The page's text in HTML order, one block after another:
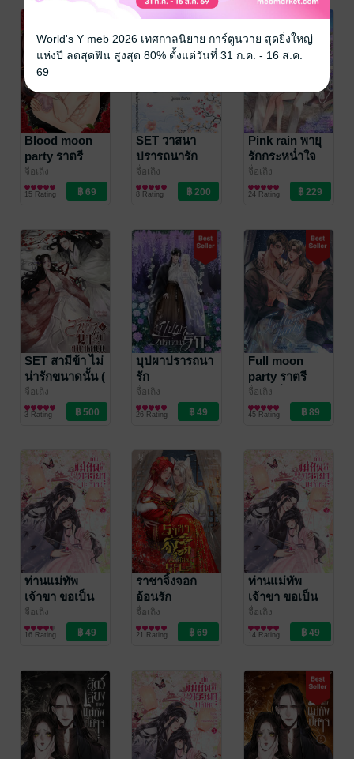
Blood moon
party ราตรี
กระหายรัก
จื่อเถิง
นิยายโรมานซ์
15 Rating
SET วาสนา
ปรารถนารัก
(เทพธิดาบุปผา
กับพญาอสรพิษ/
ราชาจิ้งจอก
เกี้ยวรัก คุณชาย
เย็นชา/บุปผา
ปรารถนารัก)
จื่อเถิง
นิยายรักจีนโบราณ
8 Rating
Pink rain พายุ
รักกระหน่ำใจ
จื่อเถิง
นิยายรักวัยรุ่น
24 Rating
SET สามีข้า ไม่
น่ารักขนาดนั้น (
ชุด 3 เล่มจบ )
จื่อเถิง
นิยายรักจีนโบราณ
3 Rating
บุปผาปรารถนา
รัก
จื่อเถิง
นิยายรักจีนโบราณ
26 Rating
Full moon
party ราตรี
กระหน่ำรัก
จื่อเถิง
นิยายโรมานซ์
45 Rating
ท่านแม่ทัพ
เจ้าขา ขอเป็น
ภรรยานะเจ้าคะ
เล่ม 3
จื่อเถิง
นิยายรักจีนโบราณ
16 Rating
ราชาจิ้งจอก
อ้อนรัก
จื่อเถิง
นิยายรักจีนโบราณ
21 Rating
ท่านแม่ทัพ
เจ้าขา ขอเป็น
ภรรยานะเจ้าคะ
เล่ม 2
จื่อเถิง
นิยายรักจีนโบราณ
14 Rating
World's Y meb 2026 เทศกาลนิยาย การ์ตูนวาย สุดยิ่งใหญ่
แห่งปี ลดสุดฟิน สูงสุด 80% ตั้งแต่วันที่ 31 ก.ค. - 16 ส.ค.
69